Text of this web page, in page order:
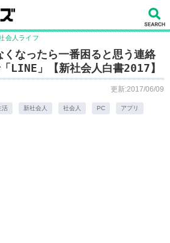
会人ライフ
なったら一番困ると思う連絡
LINE」【新社会人白書2017】
更新:2017/06/09
活 新社会人 社会人 PC アプリ